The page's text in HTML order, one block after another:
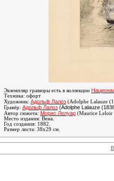
Экземпляр гравюры есть в коллекции
Техника: офорт
Художник: Адольф Лалоз (Adolphe Lalauze
Гравёр: Адольф Лалоз (Adolphe Lalauze
Автор сюжета: Морис Лелуар (Maurice Leloir
Место издания: Вена.
Год создания: 1882.
Размер листа: 38х29 см.